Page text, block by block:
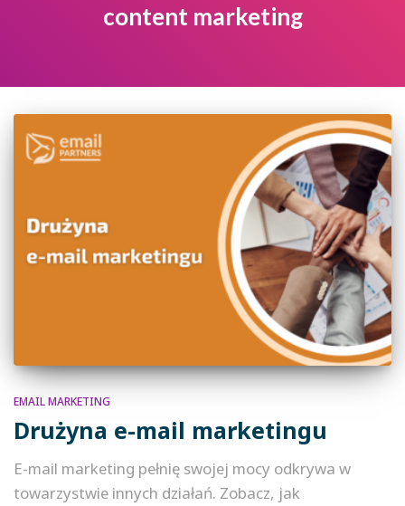
content marketing
EMAIL MARKETING
Drużyna e-mail marketingu
E-mail marketing pełnię swojej mocy odkrywa w
towarzystwie innych działań. Zobacz, jak